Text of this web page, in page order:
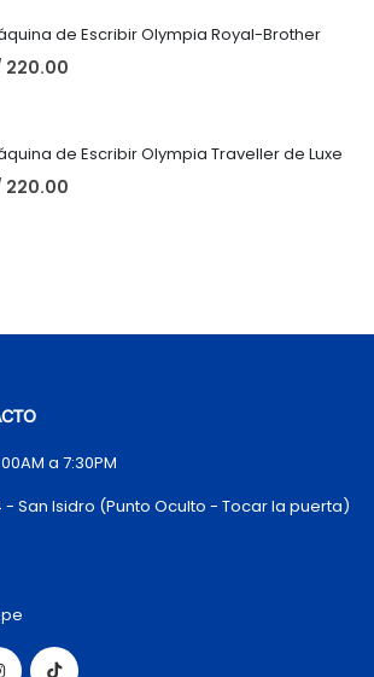
de Escribir Olympia Royal-Brother
220.00
de Escribir Olympia Traveller de Luxe
220.00
a 7:30PM
- San Isidro (Punto Oculto - Tocar la puerta)